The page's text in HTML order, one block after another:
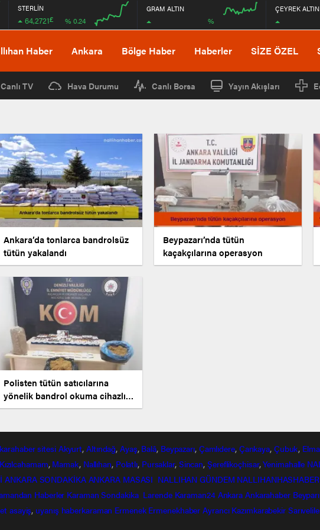
STERLİN
64,2721£ % 0.24
GRAM ALTIN
%
ÇEYREK ALTIN
Haber Ankara Bölge Haber Haberler SİZE ÖZEL
Canlı TV Hava Durumu Canlı Borsa Yayın Akışları
Ankara’da tonlarca bandrolsüz
tütün yakalandı
Beypazarı’nda tütün
kaçakçılarına operasyon
Polisten tütün satıcılarına
yönelik bandrol okuma cihazlı
operasyon
sitesi Akyurt,Altındağ,Ayaş, Balâ, Beypazarı, Çamlıdere, Çankaya, Çubuk,
Kızılcahamam, Mamak, Nallıhan, Polatlı, Pursaklar, Sincan, Şereflikoçhisar,Yenimahalle
ANKARA SONDAKİKA ANKARA MASASI NALLIHAN GÜNDEM NALLIHANHASHABER
Haberler Karaman Sondakika Larende Karaman24 Ankara Ankarahaber
asayiş, uyanış haberkaraman Ermenek Ermenekhaber Ayrancı Kazımkarabekir